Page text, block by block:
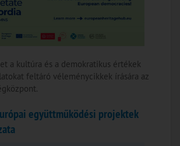
a kultúra és a demokratikus értékek
feltáró véleménycikkek írására az
együttműködési projektek